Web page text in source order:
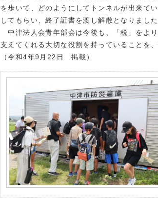
を歩いて、どのようにしてトンネルが出来て
してもらい、終了証書を渡し解散となりました
中津法人会青年部会は今後も、「税」をよ
支えてくれる大切な役割を持っていることを
（令和4年9月22日 掲載）